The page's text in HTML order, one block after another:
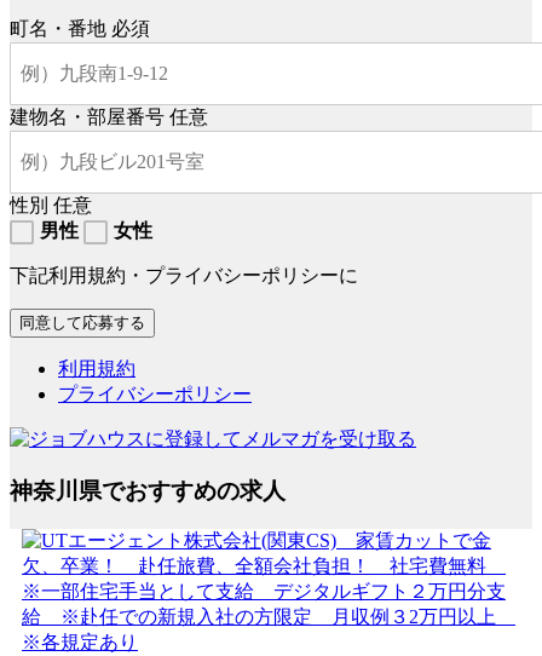
町名・番地 必須
建物名・部屋番号 任意
性別 任意
男性
女性
下記利用規約・プライバシーポリシーに
利用規約
プライバシーポリシー
神奈川県でおすすめの求人